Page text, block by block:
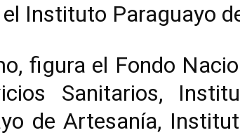
el Instituto Paraguayo
figura el Fondo
Sanitarios,
de Artesanía,